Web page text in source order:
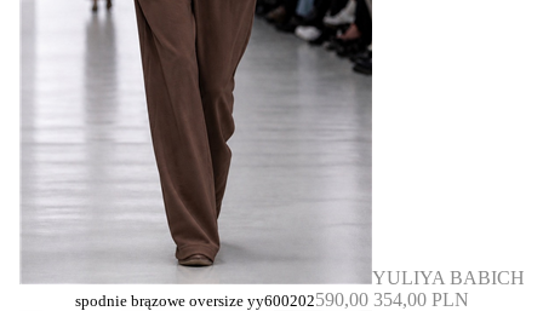
YULIYA BABICH
spodnie brązowe oversize yy600202590,00 354,00 PLN